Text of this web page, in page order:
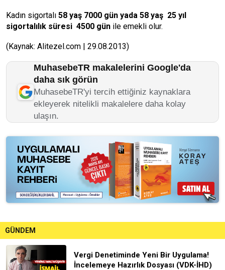
Kadın sigortalı 58 yaş 7000 gün yada 58 yaş 25 yıl
sigortalılık süresi 4500 gün ile emekli olur.
(Kaynak: Alitezel.com | 29.08.2013)
MuhasebeTR makalelerini Google'da
daha sık görün
MuhasebeTR'yi tercih ettiğiniz kaynaklara
ekleyerek nitelikli makalelere daha kolay
ulaşın.
GÜNDEM
Vergi Denetiminde Yeni Bir Uygulama!
İncelemeye Hazırlık Dosyası (VDK-İHD)